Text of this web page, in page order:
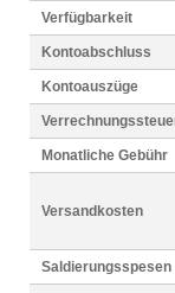
Verfügbarkeit
Kontoabschluss
Kontoauszüge
Monatliche Gebühr
Versandkosten
Saldierungsspesen